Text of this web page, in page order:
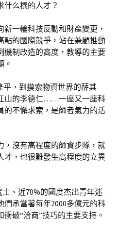
什么樣的人才？
一輪科技反動和財產變更，
點的國際競爭，站在兼顧推動
機制改造的高度，教導的主要
。
平，到摸索物資世界的薛其
山的李德仁……一座又一座科
的不懈求索，是師者氣力的活
，沒有高程度的師資步隊，就
才，也很難發生高程度的立異
、近70%的國度杰出青年迷
承當著每年2000多億元的科
破“洽商”技巧的主要支持。